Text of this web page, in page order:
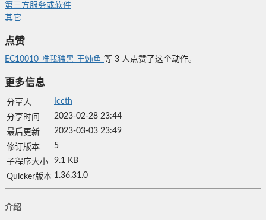
第三方服务或软件
其它
点赞
EC10010 唯我独黑 王炖鱼 等 3 人点赞了这个动作。
更多信息
分享人
Iccth
分享时间
2023-02-28 23:44
最后更新
2023-03-03 23:49
修订版本
5
子程序大小
9.1 KB
Quicker版本 1.36.31.0
介绍